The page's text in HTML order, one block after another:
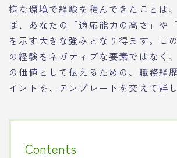
様な環境で経験を積んできたことは
ば、あなたの「適応能力の高さ」や
を示す大きな強みとなり得ます。こ
の経験をネガティブな要素ではなく
の価値として伝えるための、職務経
イントを、テンプレートを交えて詳
Contents